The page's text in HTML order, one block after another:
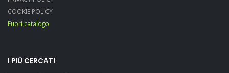
COOKIE POLICY
Fuori catalogo
I PIÙ CERCATI